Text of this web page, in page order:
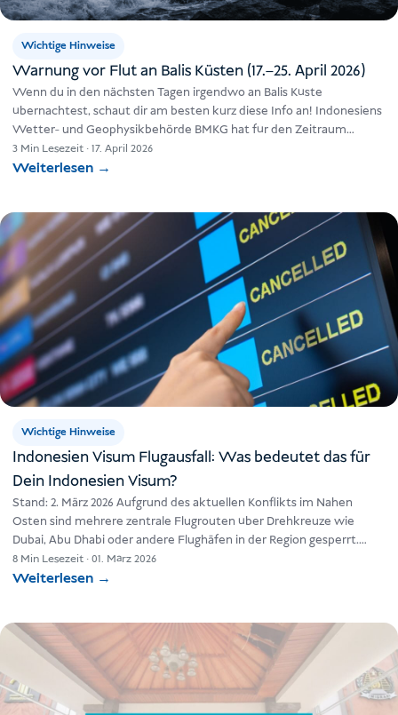
Wichtige Hinweise
Warnung vor Flut an Balis Küsten (17.–25. April 2026)
Wenn du in den nächsten Tagen irgendwo an Balis Küste
übernachtest, schaut dir am besten kurz diese Info an! Indonesiens
Wetter- und Geophysikbehörde BMKG hat für den Zeitraum…
3 Min Lesezeit ·17. April 2026
Weiterlesen →
Wichtige Hinweise
Indonesien Visum Flugausfall: Was bedeutet das für
Dein Indonesien Visum?
Stand: 2. März 2026 Aufgrund des aktuellen Konflikts im Nahen
Osten sind mehrere zentrale Flugrouten über Drehkreuze wie
Dubai, Abu Dhabi oder andere Flughäfen in der Region gesperrt.…
8 Min Lesezeit ·01. März 2026
Weiterlesen →